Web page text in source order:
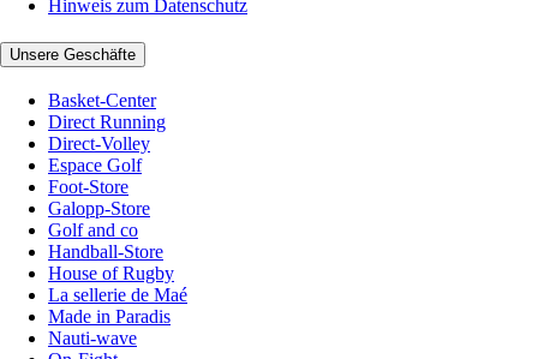
Hinweis zum Datenschutz
Unsere Geschäfte
Basket-Center
Direct Running
Direct-Volley
Espace Golf
Foot-Store
Galopp-Store
Golf and co
Handball-Store
House of Rugby
La sellerie de Maé
Made in Paradis
Nauti-wave